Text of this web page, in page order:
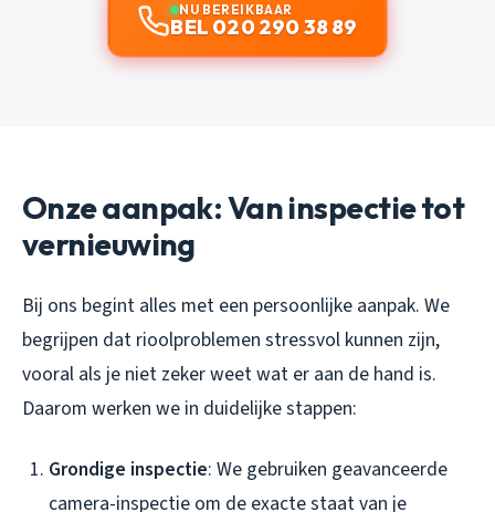
NU BEREIKBAAR
BEL 020 290 38 89
Onze aanpak: Van inspectie tot
vernieuwing
Bij ons begint alles met een persoonlijke aanpak. We
begrijpen dat rioolproblemen stressvol kunnen zijn,
vooral als je niet zeker weet wat er aan de hand is.
Daarom werken we in duidelijke stappen:
Grondige inspectie: We gebruiken geavanceerde
camera-inspectie om de exacte staat van je